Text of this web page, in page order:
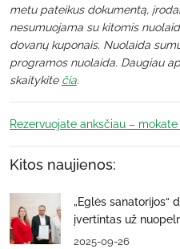
metu pateikus dokumentą,
nesumuojama su kitomis
dovanų kuponais. Nuolaida
programos nuolaida. Daugiau
skaitykite čia.
Rezervuojate anksčiau –
Kitos naujienos:
„Eglės sanatorijos“
įvertintas už
2025-09-26